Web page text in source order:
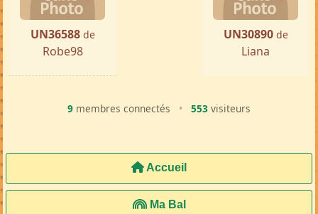
UN36588 de
Robe98
UN30890 de
Liana
9 membres connectés • 553 visiteurs
Accueil
Ma Bal